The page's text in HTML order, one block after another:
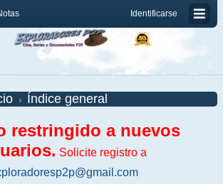
Identificarse
Índice general
restringido a nuevos
Solicite registro a